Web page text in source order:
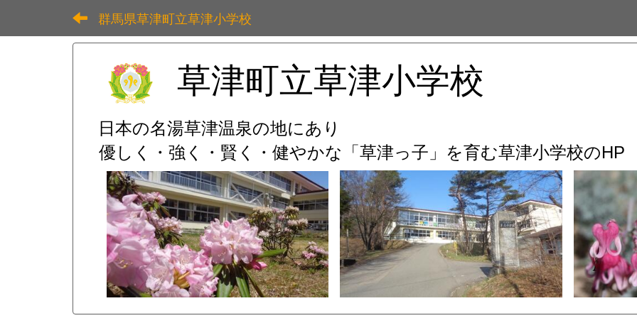
群馬県草津町立草津小学校
草津町立草津小学校
日本の名湯草津温泉の地にあり
優しく・強く・賢く・健やかな「草津っ子」を育む草津小学校のHP